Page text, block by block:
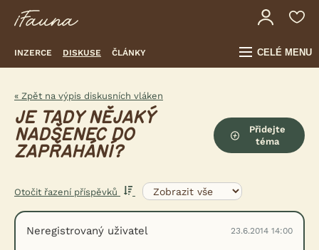
INZERCE DISKUSE ČLÁNKY CELÉ MENU
« Zpět na výpis diskusních vláken
JE TADY NĚJAKÝ
NADŠENEC DO
ZAPŘAHÁNÍ?
Přidejte
téma
Otočit řazení příspěvků
Neregistrovaný uživatel 23.6.2014 14:00